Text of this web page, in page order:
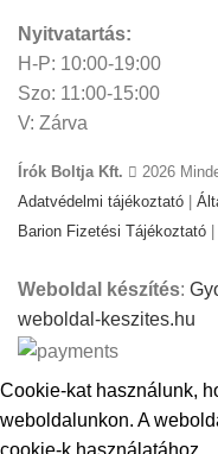
Nyitvatartás:
H-P: 10:00-19:00
Szo: 11:00-15:00
V: Zárva
Írók Boltja Kft.
2026
Adatvédelmi tájékoztató
Barion Fizetési Tájékoztató
Weboldal készítés:
weboldal-keszites.hu
Cookie-kat használunk,
weboldalunkon. A
cookie-k használatához.